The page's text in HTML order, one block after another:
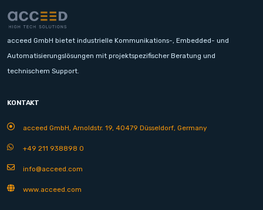
acceed GmbH bietet industrielle Kommunikations-, Embedded- und
Automatisierungslösungen mit projektspezifischer Beratung und
technischem Support.
KONTAKT
acceed GmbH, Arnoldstr. 19, 40479 Düsseldorf, Germany
+49 211 938898 0
info@acceed.com
www.acceed.com